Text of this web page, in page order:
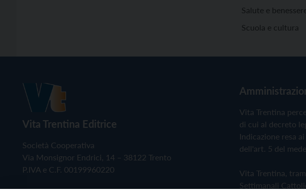
Salute e
Scuola e cultura
Vita Trentina Editrice
Società Cooperativa
Via Monsignor Endrici, 14 – 38122 Trento
P.IVA e C.F. 00199960220
Vita Trentina
di cui al decreto
Indicazione resa
dell'art. 5 del
Vita Trentina,
Settimanali